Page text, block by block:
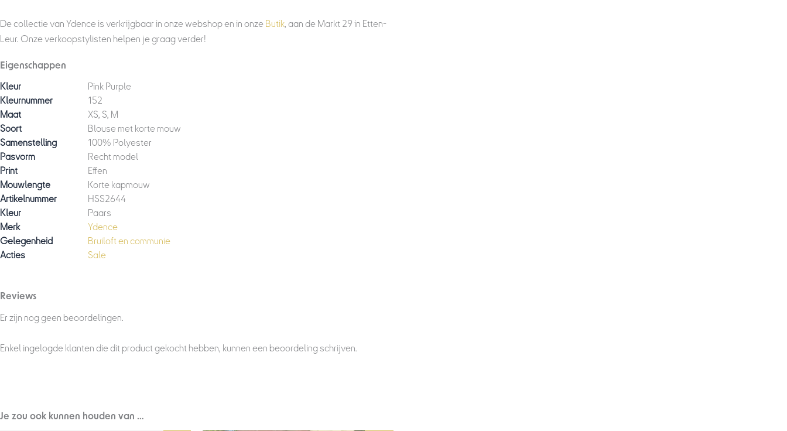
De collectie van Ydence is verkrijgbaar in onze webshop en in onze Butik, aan de Markt 29 in Etten-
Leur. Onze verkoopstylisten helpen je graag verder!
Eigenschappen
Kleur
Pink Purple
Kleurnummer
152
Maat
XS, S, M
Soort
Blouse met korte mouw
Samenstelling
100% Polyester
Pasvorm
Recht model
Print
Effen
Mouwlengte
Korte kapmouw
Artikelnummer
HSS2644
Kleur
Paars
Merk
Ydence
Gelegenheid
Bruiloft en communie
Acties
Sale
Reviews
Er zijn nog geen beoordelingen.
Enkel ingelogde klanten die dit product gekocht hebben, kunnen een beoordeling schrijven.
Je zou ook kunnen houden van …